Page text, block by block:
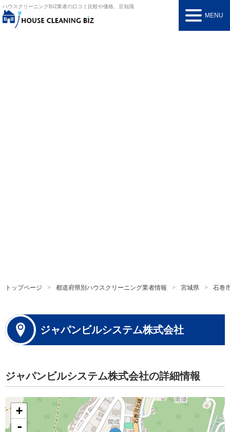
ハウスクリーニングBIZ業者の口コミ比較や価格、豆知識
MENU
トップページ 都道府県別ハウスクリーニング業者情報 宮城県 石巻
ジャパンビルシステム株式会社
ジャパンビルシステム株式会社の詳細情報
+
-